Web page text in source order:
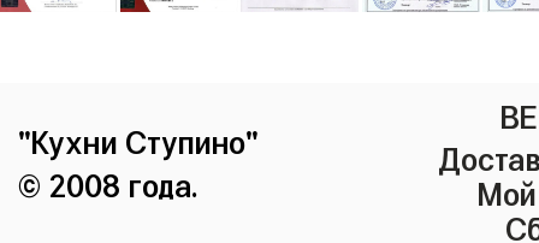
"Кухни Ступино"
© 2008 года.